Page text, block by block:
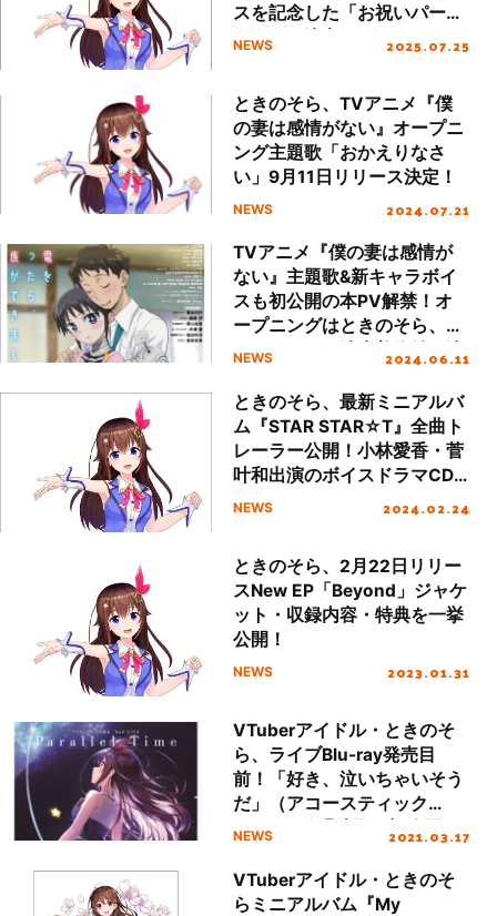
スを記念した「お祝いパーテ
ィー」も決定！
NEWS 2025.07.25
ときのそら、TVアニメ『僕
の妻は感情がない』オープニ
ング主題歌「おかえりなさ
い」9月11日リリース決定！
NEWS 2024.07.21
TVアニメ『僕の妻は感情が
ない』主題歌&新キャラボイ
スも初公開の本PV解禁！オ
ープニングはときのそら、エ
ンディングは清水美依紗に決
NEWS 2024.06.11
ときのそら、最新ミニアルバ
ム『STAR STAR☆T』全曲ト
レーラー公開！小林愛香・菅
叶和出演のボイスドラマCD
詳細も発表！
NEWS 2024.02.24
ときのそら、2月22日リリー
スNew EP「Beyond」ジャケ
ット・収録内容・特典を一挙
公開！
NEWS 2023.01.31
VTuberアイドル・ときのそ
ら、ライブBlu-ray発売目
前！「好き、泣いちゃいそう
だ」（アコースティック
ver.）の歌唱映像を初公開！
NEWS 2021.03.17
VTuberアイドル・ときのそ
らミニアルバム『My